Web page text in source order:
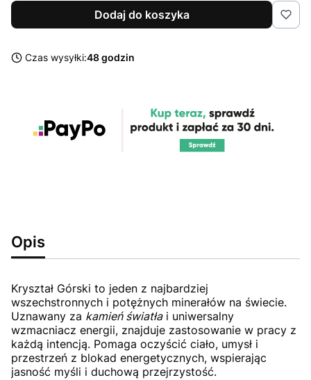
Dodaj do koszyka
Czas wysyłki:48 godzin
Opis
Kryształ Górski to jeden z najbardziej
wszechstronnych i potężnych minerałów na świecie.
Uznawany za kamień światłai uniwersalny
wzmacniacz energii, znajduje zastosowanie w pracy z
każdą intencją. Pomaga oczyścić ciało, umysł i
przestrzeń z blokad energetycznych, wspierając
jasność myśli i duchową przejrzystość.